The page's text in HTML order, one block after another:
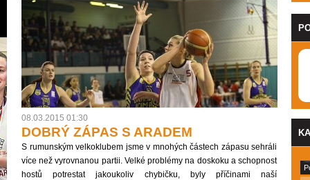
08.03.2015 01:30
DOBRÝ ZÁPAS S ARADEM
S rumunským velkoklubem jsme v mnohých částech zápasu sehráli
více než vyrovnanou partii. Velké problémy na doskoku a schopnost
hostů potrestat jakoukoliv chybičku, byly příčinami naší